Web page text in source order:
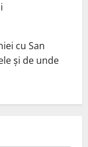
cu San
și de unde